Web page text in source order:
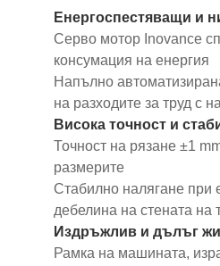
Енергоспестяващи и
Серво мотор Inovance
консумация на енергия
Напълно
на разходите за труд с
Висока точност и
Точност на рязане ±1
размерите
Стабилно налягане при
дебелина на стената на
Издръжлив и дълъг
Рамка на машината,